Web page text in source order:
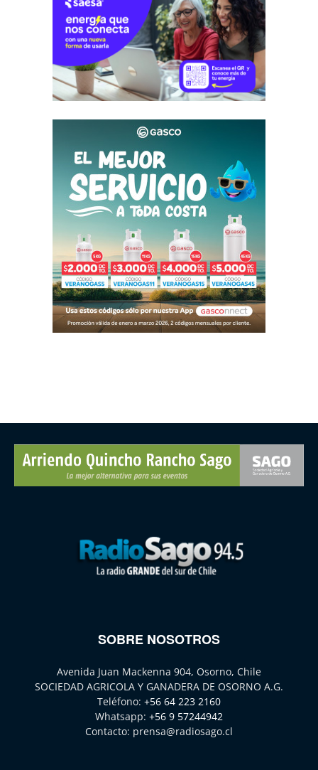
SOBRE NOSOTROS
Avenida Juan Mackenna 904, Osorno, Chile
SOCIEDAD AGRICOLA Y GANADERA DE OSORNO A.G.
Teléfono: +56 64 223 2160
Whatsapp: +56 9 57244942
Contacto: prensa@radiosago.cl